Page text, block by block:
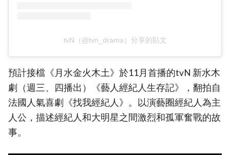
tvN（@tvn_drama）分享的貼文
預計接檔《月水金火木土》於11月首播的tvN 新水木
劇（週三、四播出）《藝人經紀人生存記》，翻拍自
法國人氣喜劇《找我經紀人》。以演藝圈經紀人為主
人公，描述經紀人和大明星之間激烈和孤軍奮戰的故
事。